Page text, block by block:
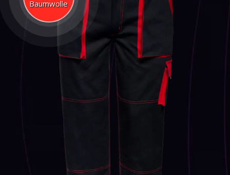
Baumwolle